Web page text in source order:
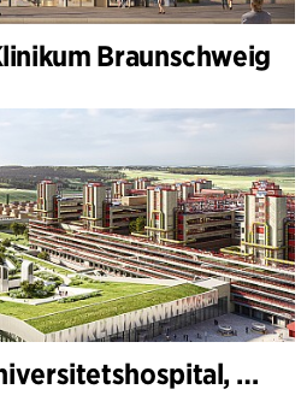
Braunschweig
RWTH Aachen Universitetshospital, udvidelse